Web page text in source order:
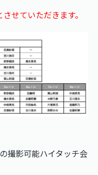
せていただきます。
撮影可能ハイタッチ会